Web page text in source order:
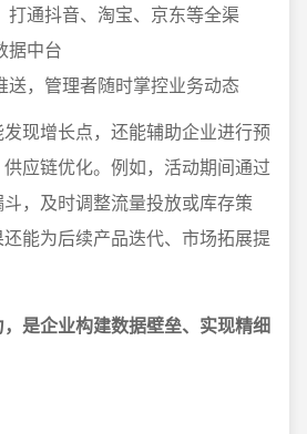
打通抖音、淘宝、京东等全渠
据中台
送，管理者随时掌控业务动态
现增长点，还能辅助企业进行预
应链优化。例如，活动期间通过
，及时调整流量投放或库存策
能为后续产品迭代、市场拓展提
是企业构建数据壁垒、实现精细